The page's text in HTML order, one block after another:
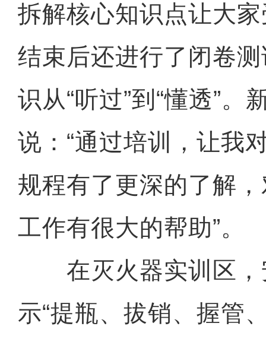
拆解核心知识点让大
结束后还进行了闭卷
识从“听过”到“懂透”。
说：“通过培训，让我
规程有了更深的了解
工作有很大的帮助”。
在灭火器实训区，
示“提瓶、拔销、握管